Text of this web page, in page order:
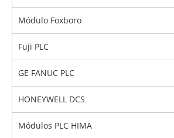
Módulo Foxboro
Fuji PLC
GE FANUC PLC
HONEYWELL DCS
Módulos PLC HIMA